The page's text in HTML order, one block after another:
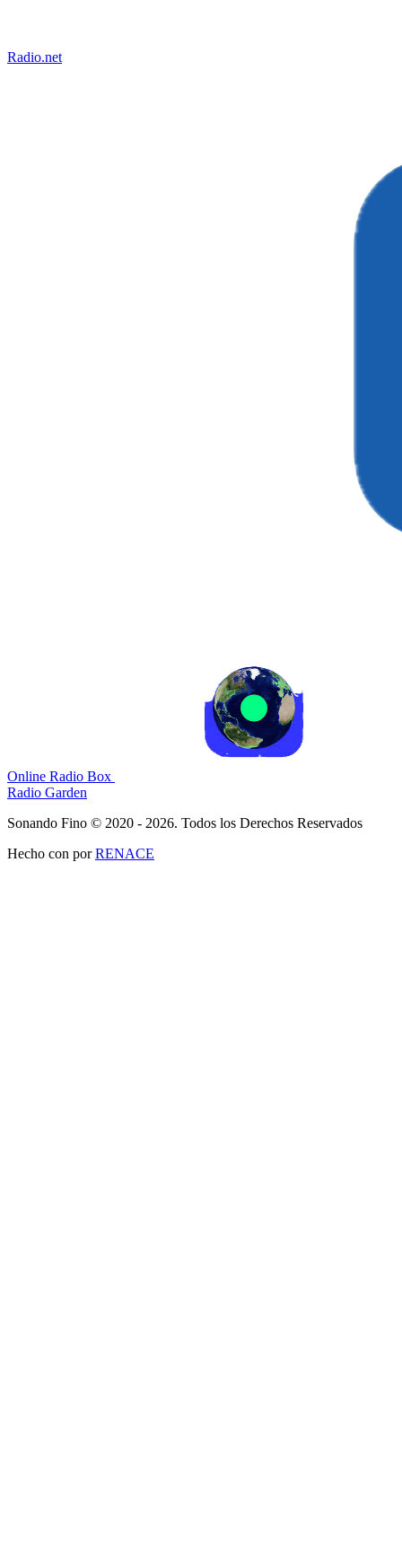
Radio.net
Online Radio Box
Radio Garden
Sonando Fino © 2020 - 2026. Todos los Derechos Reservados
Hecho con porRENACE